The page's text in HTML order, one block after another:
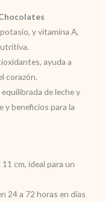
y vitamina A,
ayuda a
corazón.
equilibrada de leche y
y beneficios para la
11 cm, ideal para un
24 a 72 horas en días